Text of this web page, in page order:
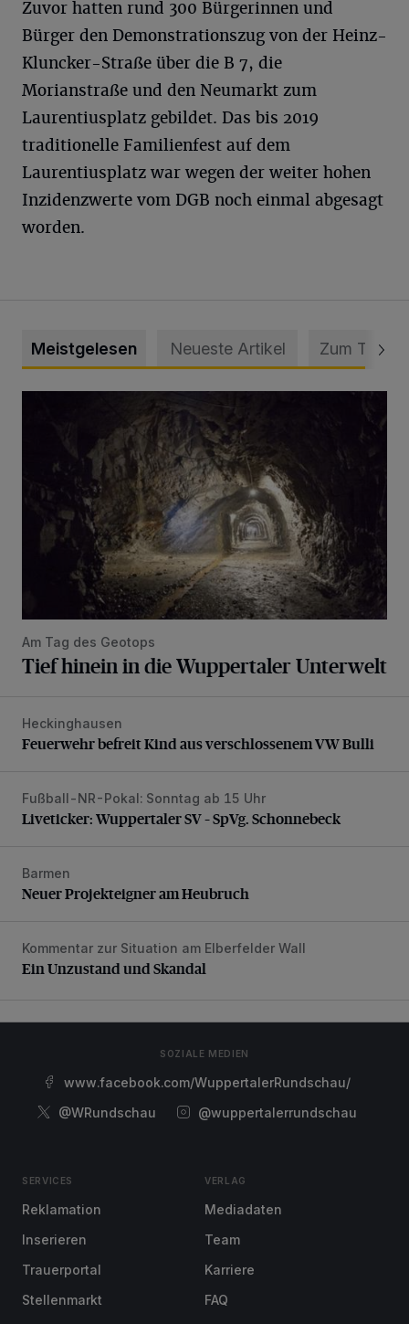
Zuvor hatten rund 300 Bürgerinnen und
Bürger den Demonstrationszug von der Heinz-
Kluncker-Straße über die B 7, die
Morianstraße und den Neumarkt zum
Laurentiusplatz gebildet. Das bis 2019
traditionelle Familienfest auf dem
Laurentiusplatz war wegen der weiter hohen
Inzidenzwerte vom DGB noch einmal abgesagt
worden.
Meistgelesen Neueste Artikel Zum Thema
Am Tag des Geotops
Tief hinein in die Wuppertaler Unterwelt
Feuerwehr befreit Kind aus verschlossenem VW Bulli
Heckinghausen
Feuerwehr befreit Kind aus verschlossenem VW Bulli
Liveticker: Wuppertaler SV – SpVg. Schonnebeck
Fußball-NR-Pokal: Sonntag ab 15 Uhr
Liveticker: Wuppertaler SV – SpVg. Schonnebeck
Neuer Projekteigner am Heubruch
Barmen
Neuer Projekteigner am Heubruch
Ein Unzustand und Skandal
Kommentar zur Situation am Elberfelder Wall
Ein Unzustand und Skandal
SOZIALE MEDIEN
www.facebook.com/WuppertalerRundschau/
@WRundschau
@wuppertalerrundschau
SERVICES
Reklamation
Inserieren
Trauerportal
Stellenmarkt
VERLAG
Mediadaten
Team
Karriere
FAQ